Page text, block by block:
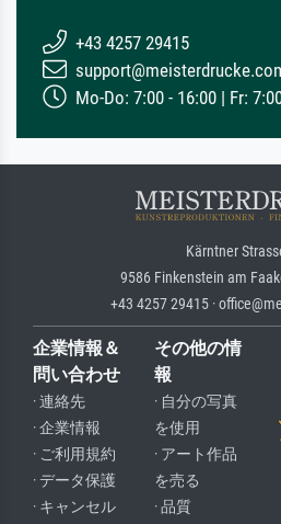
+43 4257 29415
Mo-Do: 7:00 - 16:00 | Fr:
Kärntner
9586 Finkenstein am
+43 4257 29415 ·
企業情報＆
問い合わせ
· 連絡先
· 企業情報
· ご利用規約
· データ保護
· キャンセル
その他の情
報
· 自分の写真
を使用
· アート作品
を売る
· 品質